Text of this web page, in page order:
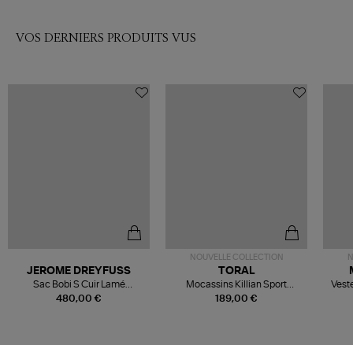
VOS DERNIERS PRODUITS VUS
480,00 €
JEROME DREYFUSS
Sac Bobi S Cuir Lamé
Champagne
NOUVELLE COLLECTION
189,00 €
TORAL
Mocassins Killian Sport
Mousse